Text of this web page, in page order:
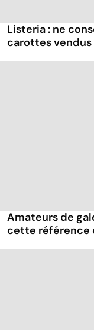
Listeria : ne
carottes
Amateurs de
cette référence